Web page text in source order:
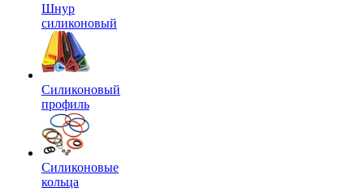
Шнур
силиконовый
Силиконовый
профиль
Силиконовые
кольца